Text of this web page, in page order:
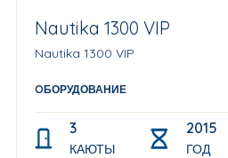
Nautika 1300 VIP
Nautika 1300 VIP
OБОРУДОВАНИЕ
3
КАЮТЫ
2015
ГОД